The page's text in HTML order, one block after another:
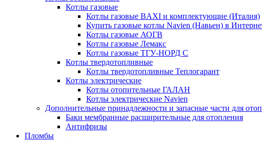
Котлы газовые
Котлы газовые BAXI и комплектующие (Италия)
Купить газовые котлы Navien (Навьен) в
Котлы газовые АОГВ
Котлы газовые Лемакс
Котлы газовые ТГУ-НОРД С
Котлы твердотопливные
Котлы твердотопливные Теплогарант
Котлы электрические
Котлы отопительные ГАЛАН
Котлы электрические Navien
Дополнительные принадлежности и запасные части для
Баки мембранные расширительные для отопления
Антифризы
Пломбы